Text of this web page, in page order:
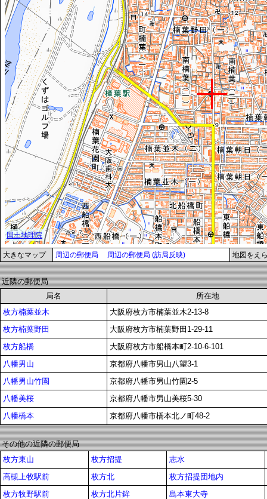
大きなマップ 周辺の郵便局 周辺の郵便局 (訪局反映) 地図をえ
近隣の郵便局
局名
所在地
枚方楠葉並木
大阪府枚方市楠葉並木2-13-8
枚方楠葉野田
大阪府枚方市楠葉野田1-29-11
枚方船橋
大阪府枚方市船橋本町2-10-6-101
八幡男山
京都府八幡市男山八望3-1
八幡男山竹園
京都府八幡市男山竹園2-5
八幡美桜
京都府八幡市男山美桜5-30
八幡橋本
京都府八幡市橋本北ノ町48-2
その他の近隣の郵便局
枚方東山
枚方招提
志水
高槻上牧駅前
枚方北
枚方招提団地内
枚方牧野駅前
枚方北片鉾
島本東大寺